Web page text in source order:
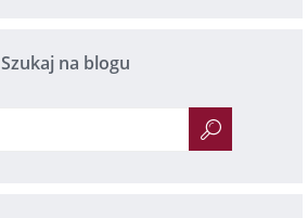
Szukaj na blogu